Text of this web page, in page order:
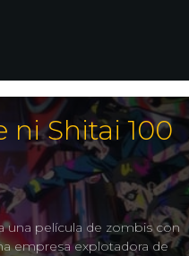
ni Shitai 100
una película de zombis con
empresa explotadora de